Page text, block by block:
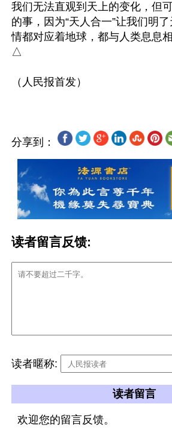
我们无法直观到天上的变化，但
的事，因为“天人合一”让我们明
情都对应着地球，都与人类息息
△
分享到：
读者留言反馈:
读者暱称:
读者留言
欢迎您的留言反馈。